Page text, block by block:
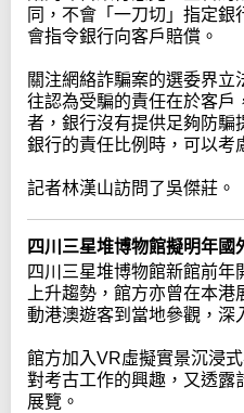
同，不會「一刀切」指定
會指令銀行向客戶賠償。
關注網絡詐騙案的選委界立
往認為受騙的責任在於客戶
者，銀行沒有提供足夠防騙
銀行的責任比例時，可以考
記者林漢山訪問了吳傑莊。
四川三星堆博物館擬明年國
四川三星堆博物館新館前年
上升趨勢，館方亦曾在本
動港澳遊客到當地參觀，深
館方加入VR虛擬實景沉浸
對考古工作的興趣，又透露
展覽。